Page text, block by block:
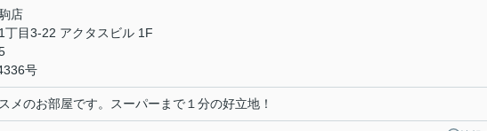
店
丁目3-22 アクタスビル 1F
号
メのお部屋です。スーパーまで１分の好立地！